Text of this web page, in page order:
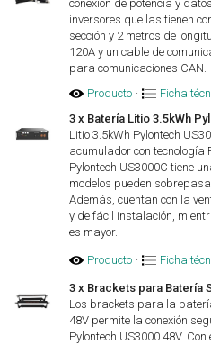
conexión de potencia y
inversores que las tienen
sección y 2 metros de
120A y un cable de
para comunicaciones CAN.
Producto ·
Ficha
3 x Batería Litio 3.5kWh
Litio 3.5kWh Pylontech
acumulador con tecnología
Pylontech US3000C tiene
modelos pueden
Además, cuentan con la
y de fácil instalación,
es mayor.
Producto · Ficha
3 x Brackets para Batería
Los brackets para la
48V permite la conexión
Pylontech US3000 48V.